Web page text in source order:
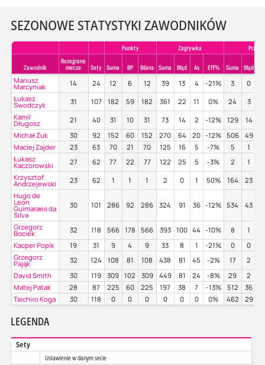
SEZONOWE STATYSTYKI ZAWODNIKÓW
Punkty Zagrywka
Zawodnik
Rozegrane
mecze
Sety Suma BP Bilans Suma Błąd As Eff% Suma Błąd
Mariusz
Marcyniak 14 24 12 6 12 39 13 4 -21% 3 0
Łukasz
Swodczyk 31 107 182 59 182 361 22 11 0% 24 3
Kamil
Długosz 21 40 31 10 31 73 14 2 -12% 129 14
Michał Żuk
30 92 152 60 152 270 64 20 -12% 506 49
Maciej Zajder
23 63 70 21 70 125 16 5 -7% 5 1
Łukasz
Kaczorowski 27 62 77 22 77 122 25 5 -3% 2 1
Krzysztof
Andrzejewski 23 62 1 1 1 2 0 1 50% 164 23
Hugo de
Leon
Guimaraes da
Silva
30 101 286 92 286 324 91 36 -12% 534 43
Grzegorz
Bociek 32 118 566 178 566 393 100 44 -10% 8 1
Kacper Popik
19 31 9 4 9 33 8 1 -21% 0 0
Grzegorz
Pająk 32 124 108 81 108 438 81 45 -2% 17 2
David Smith
30 119 309 102 309 449 81 24 -8% 29 2
Matej Patak
28 87 225 60 225 197 38 7 -13% 512 36
Taichiro Koga
30 118 0 0 0 0 0 0 0% 462 29
LEGENDA
Sety
Ustawienie w danym secie